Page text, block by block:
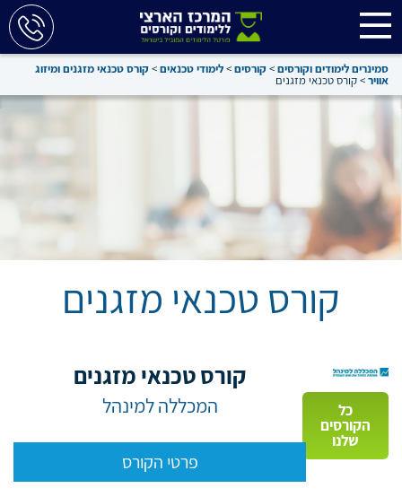
סמינרים לימודים וקורסים>קורסים>לימודי טכנאים>קורס טכנאי מזגנים ומיזוג
אוויר>קורס טכנאי מזגנים
קורס טכנאי מזגנים
כל
הקורסים
שלנו
קורס טכנאי מזגנים
המכללה למינהל
פרטי הקורס